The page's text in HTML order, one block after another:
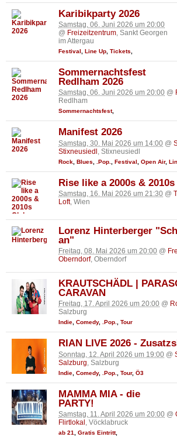
Karibikparty 2026
Samstag, 06. Juni 2026 um 20:00
@ Freizeitzentrum, Sankt Georgen
im Attergau
Festival Line Up Tickets
Sommernachtsfest
Redlham 2026
Samstag, 06. Juni 2026 um 20:00 @
Redlham
Sommernachtsfest,
Manifest 2026
Samstag, 30. Mai 2026 um 14:00 @
Stixneusiedl , Stixneusiedl
Rock Blues .Pop. Festival Open Air,
Rise like a 2000s &
Samstag, 16. Mai 2026 um 21:30 @
Loft, Wien
Lorenz Hinterberger
an"
Freitag, 08. Mai 2026 um 20:00 @
Oberndorf, Oberndorf
KRAUTSCHÄDL |
CARAVAN
Freitag, 17. April 2026 um 20:00 @
Salzburg
Indie, Comedy, .Pop., Tour
RIAN LIVE 2026 -
Sonntag, 12. April 2026 um 19:00 @
Salzburg , Salzburg
Indie Comedy, .Pop. Tour, Ö3
MAMMA MIA - die
PARTY!
Samstag, 11. April 2026 um 20:00 @
Flirtlokal , Vöcklabruck
ab 21 Gratis Eintritt,